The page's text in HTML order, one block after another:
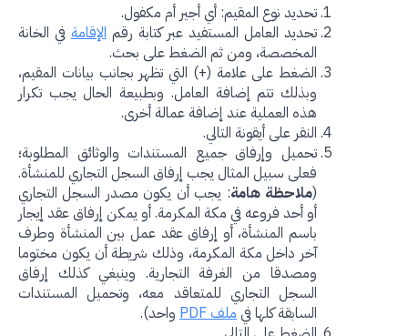
تحديد نوع المقيم: أي أجير أم مكفول.
تحديد العامل المستفيد عبر كتابة رقم الإقامةفي الخانة
المخصصة، ومن ثم الضغط على بحث.
الضغط على علامة (+) التي تظهر بجانب بيانات المقيم،
وبذلك تتم إضافة العامل. وبطبيعة الحال يجب تكرار
هذه العملية عند إضافة عمالة أخرى.
النقر على أيقونة التالي.
تحميل وإرفاق جميع المستندات والوثائق المطلوبة؛
فعلى سبيل المثال يجب إرفاق السجل التجاري للمنشأة.
ملاحظة هامة : يجب أن يكون مصدر السجل التجاري
أو أحد فروعه في مكة المكرمة. أو يمكن إرفاق عقد إيجار
باسم المنشأة، أو إرفاق عقد عمل بين المنشأة وطرف
آخر داخل مكة المكرمة، وذلك شريطة أن يكون مختوما
ومصدقا من الغرفة التجارية. وينبغي كذلك إرفاق
السجل التجاري للمتعاقد معه، وتحميل المستندات
السابقة كلها فيملف PDF
واحد).